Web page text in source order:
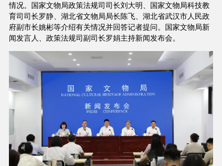
情况。国家文物局政策法规司司长刘大明、国家文物局科技教
育司司长罗静、湖北省文物局局长陈飞、湖北省武汉市人民政
府副市长姚彬等介绍有关情况并回答记者提问。国家文物局新
闻发言人、政策法规司副司长罗娟主持新闻发布会。